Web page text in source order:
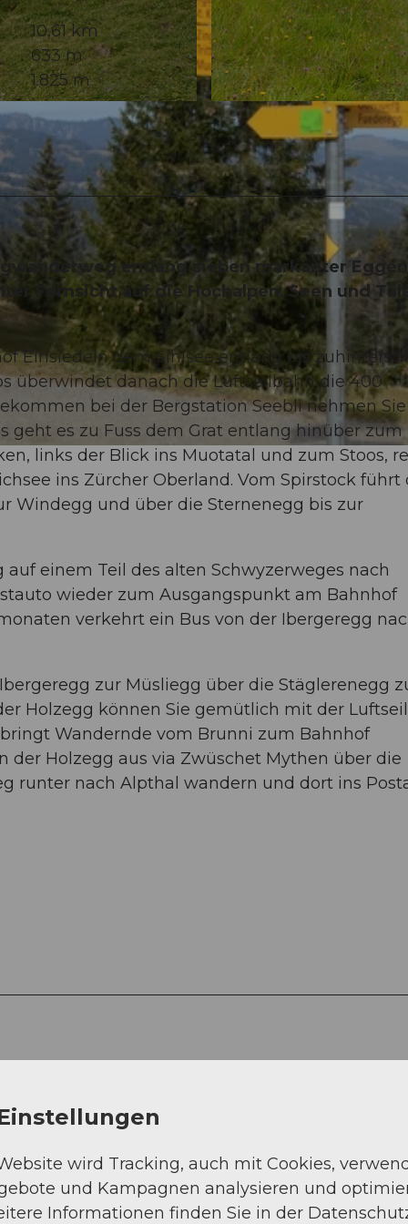
© Erhard Gick, Schwyzer Wanderwege
10,61 km
633 m
1.825 m
entlang sieben markanter
Fernsicht auf die Hochalpen, Seen und
Einsiedeln dem Sihlsee entlang bis zuhinterst
überwindet danach die Luftseilbahn die 400
bei der Bergstation Seebli nehmen
geht es zu Fuss dem Grat entlang hinüber zum
links der Blick ins Muotatal und zum Stoos,
ins Zürcher Oberland. Vom Spirstock führt
Windegg und über die Sternenegg bis zur
einem Teil des alten Schwyzerweges nach
wieder zum Ausgangspunkt am Bahnhof
verkehrt ein Bus von der Ibergeregg
zur Müsliegg über die Stäglerenegg
Holzegg können Sie gemütlich mit der
Wandernde vom Brunni zum Bahnhof
Holzegg aus via Zwüschet Mythen über die
runter nach Alpthal wandern und dort ins
wird Tracking, auch mit Cookies,
und Kampagnen analysieren und
Informationen finden Sie in der